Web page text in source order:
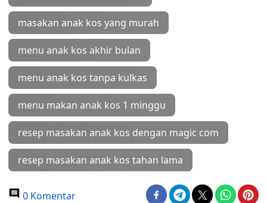
masakan anak kos yang murah
menu anak kos akhir bulan
menu anak kos tanpa kulkas
menu makan anak kos 1 minggu
resep masakan anak kos dengan magic com
resep masakan anak kos tahan lama
0 Komentar